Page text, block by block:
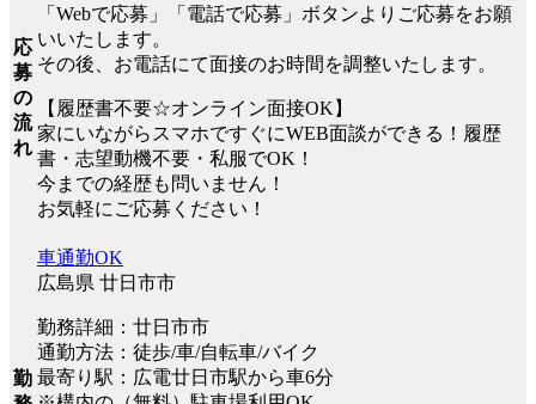
応
募
の
流
れ
「Webで応募」「電話で応募」ボタンよりご応募をお願
いいたします。
その後、お電話にて面接のお時間を調整いたします。
【履歴書不要☆オンライン面接OK】
家にいながらスマホですぐにWEB面談ができる！履歴
書・志望動機不要・私服でOK！
今までの経歴も問いません！
お気軽にご応募ください！
勤
車通勤OK
広島県 廿日市市
勤務詳細：廿日市市
通勤方法：徒歩/車/自転車/バイク
最寄り駅：広電廿日市駅から車6分